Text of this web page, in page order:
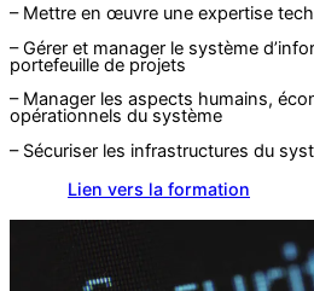
– Mettre en œuvre une expertise
– Gérer et manager le système
portefeuille de projets
– Manager les aspects humains,
opérationnels du système
– Sécuriser les infrastructures du
Lien vers la formation